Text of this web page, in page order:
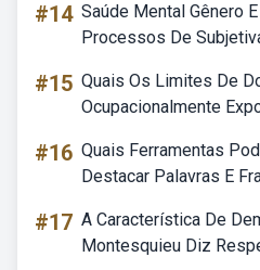
#14 Saúde Mental Gênero
Processos De
#15 Quais Os Limites De
Ocupacionalmente
#16 Quais Ferramentas
Destacar Palavras E
#17 A Característica De
Montesquieu Diz